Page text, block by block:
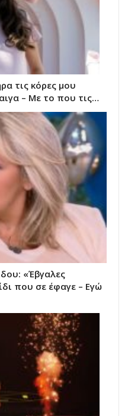
τις κόρες μου
– Με το που τις…
«Έβγαλες
που σε έφαγε – Εγώ